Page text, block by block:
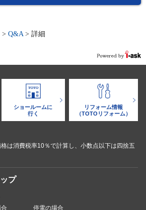
> Q&A > 詳細
ショールームに
行く
リフォーム情報
（TOTOリフォーム）
は消費税率10％で計算し、小数点以下は四捨五
プ
停電の場合